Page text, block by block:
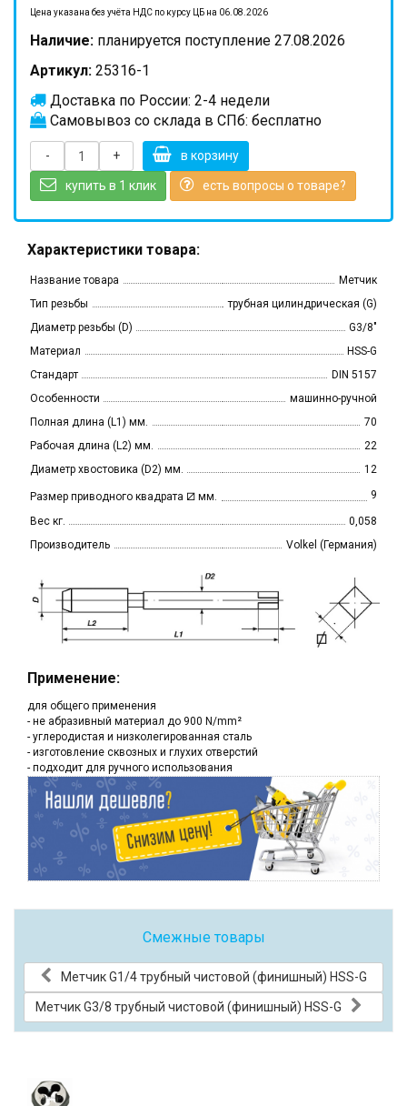
Цена указана без учёта НДС по курсу ЦБ на 06.08.2026
Наличие: планируется поступление 27.08.2026
Артикул: 25316-1
Доставка по России: 2-4 недели
Самовывоз со склада в СПб: бесплатно
- + в корзину
купить в 1 клик есть вопросы о товаре?
Характеристики товара:
Название товара
Метчик
Тип резьбы
трубная цилиндрическая (G)
Диаметр резьбы (D)
G3/8"
Материал
HSS-G
Стандарт
DIN 5157
Особенности
машинно-ручной
Полная длина (L1) мм.
70
Рабочая длина (L2) мм.
22
Диаметр хвостовика (D2) мм.
12
Размер приводного квадрата ⧄ мм. 9
Вес кг.
0,058
Производитель
Volkel (Германия)
Применение:
для общего применения
- не абразивный материал до 900 N/mm²
- углеродистая и низколегированная сталь
- изготовление сквозных и глухих отверстий
- подходит для ручного использования
Смежные товары
Метчик G1/4 трубный чистовой (финишный) HSS-G
Метчик G3/8 трубный чистовой (финишный) HSS-G